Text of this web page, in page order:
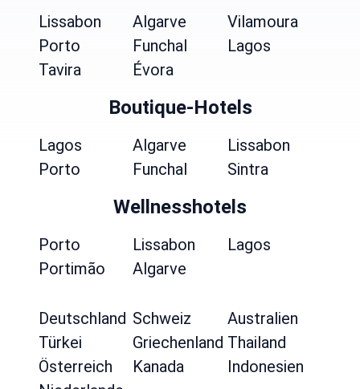
Lissabon Algarve
Vilamoura
Porto
Funchal
Lagos
Tavira
Évora
Boutique-Hotels
Lagos Algarve
Lissabon
Porto
Funchal Sintra
Wellnesshotels
Porto Lissabon
Lagos
Portimão
Algarve
Deutschland Schweiz
Australien
Türkei
Griechenland Thailand
Österreich
Kanada
Indonesien